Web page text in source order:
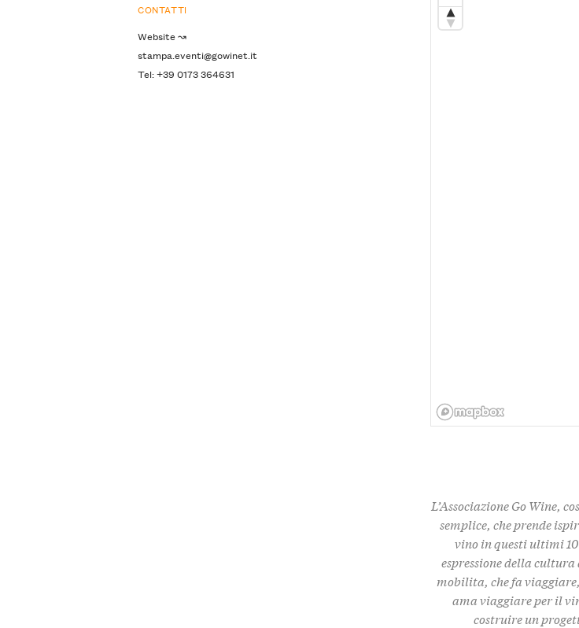
CONTATTI
Website ↝
stampa.eventi@gowinet.it
Tel: +39 0173 364631
L’Associazione Go Wine,
semplice, che prende
vino in questi ultimi
espressione della
mobilita, che fa
ama viaggiare per il
costruire un